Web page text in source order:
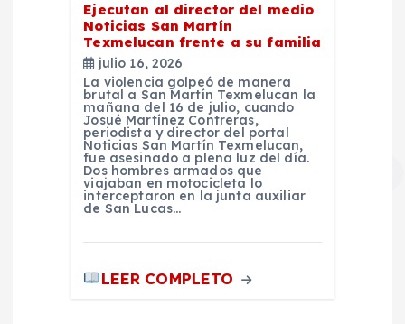
Ejecutan al director del medio
Noticias San Martín
Texmelucan frente a su familia
julio 16, 2026
La violencia golpeó de manera
brutal a San Martín Texmelucan la
mañana del 16 de julio, cuando
Josué Martínez Contreras,
periodista y director del portal
Noticias San Martín Texmelucan,
fue asesinado a plena luz del día.
Dos hombres armados que
viajaban en motocicleta lo
interceptaron en la junta auxiliar
de San Lucas…
LEER COMPLETO